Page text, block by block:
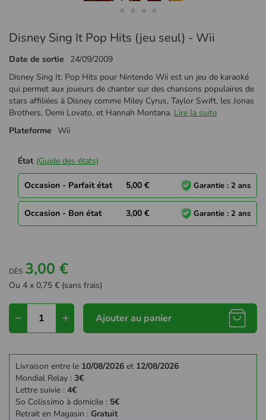
au
de
la
Galerie
d’images
Disney Sing It Pop Hits (jeu seul) - Wii
Date de sortie
24/09/2009
Disney Sing It: Pop Hits pour Nintendo Wii est un jeu de karaoké
qui permet aux joueurs de chanter sur des chansons populaires de
stars affiliées à Disney comme Miley Cyrus, Taylor Swift, les Jonas
Brothers, Demi Lovato, et Hannah Montana. Lire la suite
Plateforme Wii
État (Guide des états)
Occasion - Parfait état 5,00 € Garantie : 2 ans
Occasion - Bon état 3,00 € Garantie : 2 ans
DÈS 3,00 €
Ou 4 x 0,75 € (sans frais)
Ajouter au panier
Livraison entre le 10/08/2026 et 12/08/2026
Mondial Relay : 3€
Lettre suivie : 4€
So Colissimo à domicile : 5€
Retrait en Magasin : Gratuit